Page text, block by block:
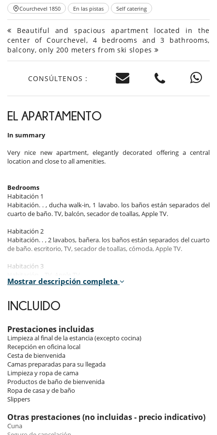
Courchevel 1850 En las pistas Self catering
Beautiful and spacious apartment located in the
center of Courchevel, 4 bedrooms and 3 bathrooms,
balcony, only 200 meters from ski slopes
CONSÚLTENOS :
EL APARTAMENTO
In summary
Very nice new apartment, elegantly decorated offering a central
location and close to all amenities.
Bedrooms
Habitación 1
Habitación. . , ducha walk-in, 1 lavabo. los baños están separados del
cuarto de baño. TV, balcón, secador de toallas, Apple TV.
Habitación 2
Habitación. . , 2 lavabos, bañera. los baños están separados del cuarto
de baño. escritorio, TV, secador de toallas, cómoda, Apple TV.
Habitación 3
Habitación. .
Indoors
Open kitchen
Dining area
Dining room
Living room
Separate WC: 1
Location
A resort that brings together all the atmospheres of rental properties
that one naturally seeks for its ski holidays and which goes beyond
the simple status of prestige associated with it.
Distance to slopes: 200 m
Mostrar descripción completa
INCLUIDO
Prestaciones incluidas
Limpieza al final de la estancia (excepto cocina)
Recepción en oficina local
Cesta de bienvenida
Camas preparadas para su llegada
Limpieza y ropa de cama
Productos de baño de bienvenida
Ropa de casa y de baño
Slippers
Otras prestaciones (no incluidas - precio indicativo)
Cuna